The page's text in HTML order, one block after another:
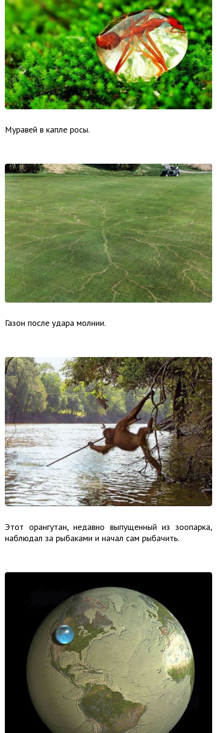
Муравей в капле росы.
Газон после удара молнии.
Этот орангутан, недавно выпущенный из зоопарка,
наблюдал за рыбаками и начал сам рыбачить.